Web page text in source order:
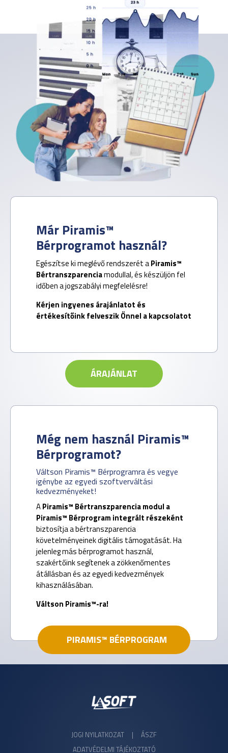
Már Piramis™
Bérprogramot használ?
Egészítse ki meglévő rendszerét aPiramis™
Bértranszparenciamodullal, és készüljön fel
időben a jogszabályi megfelelésre!
Kérjen ingyenes árajánlatot és
értékesítőink felveszik Önnel a kapcsolatot
ÁRAJÁNLAT
Még nem használ Piramis™
Bérprogramot?
Váltson Piramis™ Bérprogramra és vegye
igénybe az egyedi szoftverváltási
kedvezményeket!
APiramis™ Bértranszparencia modul a
Piramis™ Bérprogram integrált részeként
biztosítja a bértranszparencia
követelményeinek digitális támogatását. Ha
jelenleg más bérprogramot használ,
szakértőink segítenek a zökkenőmentes
átállásban és az egyedi kedvezmények
kihasználásában.
Váltson Piramis™-ra!
PIRAMIS™ BÉRPROGRAM
JOGI NYILATKOZAT | ÁSZF
ADATVÉDELMI TÁJÉKOZTATÓ